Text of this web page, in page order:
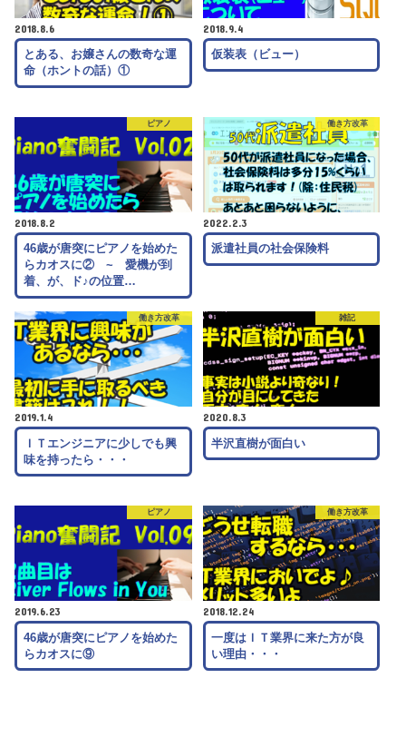
2018.8.6
とある、お嬢さんの数奇な運
命（ホントの話）①
2018.9.4
仮装表（ビュー）
ピアノ
2018.8.2
46歳が唐突にピアノを始めた
らカオスに② ~ 愛機が到
着、が、ド♪の位置…
働き方改革
2022.2.3
派遣社員の社会保険料
働き方改革
2019.1.4
ＩＴエンジニアに少しでも興
味を持ったら・・・
雑記
2020.8.3
半沢直樹が面白い
ピアノ
2019.6.23
46歳が唐突にピアノを始めた
らカオスに⑨
働き方改革
2018.12.24
一度はＩＴ業界に来た方が良
い理由・・・